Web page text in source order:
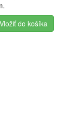
Vložiť do košíka